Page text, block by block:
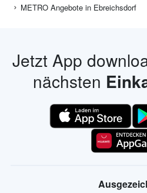
METRO Angebote in Ebreichsdorf
Jetzt App
nächsten